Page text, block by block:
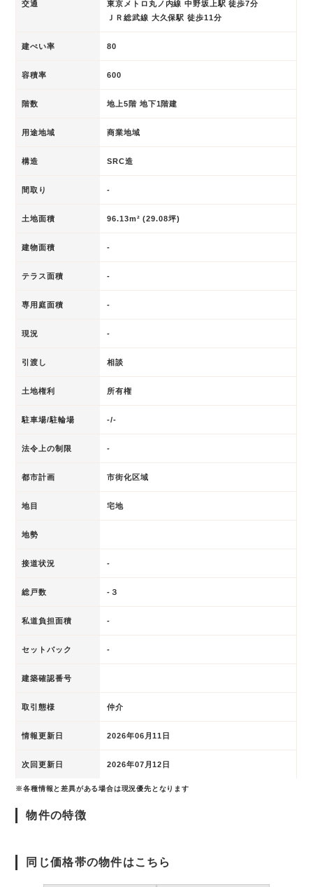
交通
東京メトロ丸ノ内線 中野坂上駅 徒歩7分
ＪＲ総武線 大久保駅 徒歩11分
建ぺい率 80
容積率 600
階数 地上5階 地下1階建
用途地域 商業地域
構造 SRC造
間取り -
土地面積 96.13m² (29.08坪)
建物面積 -
テラス面積 -
専用庭面積 -
現況 -
引渡し 相談
土地権利 所有権
駐車場/駐輪場 -/-
法令上の制限 -
都市計画 市街化区域
地目 宅地
地勢
接道状況 -
総戸数 -３
私道負担面積 -
セットバック -
建築確認番号
取引態様 仲介
情報更新日 2026年06月11日
次回更新日 2026年07月12日
※各種情報と差異がある場合は現況優先となります
物件の特徴
同じ価格帯の物件はこちら